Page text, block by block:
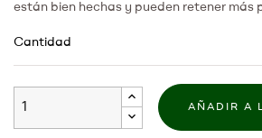
están bien hechas y pueden retener más
Cantidad
AÑADIR A